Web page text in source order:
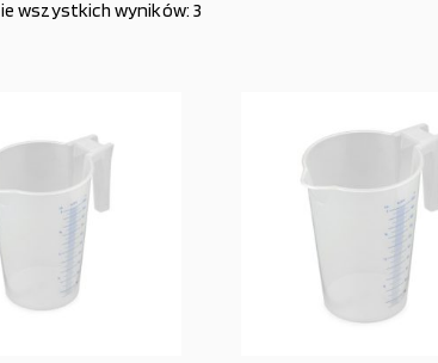
wszystkich wyników: 3